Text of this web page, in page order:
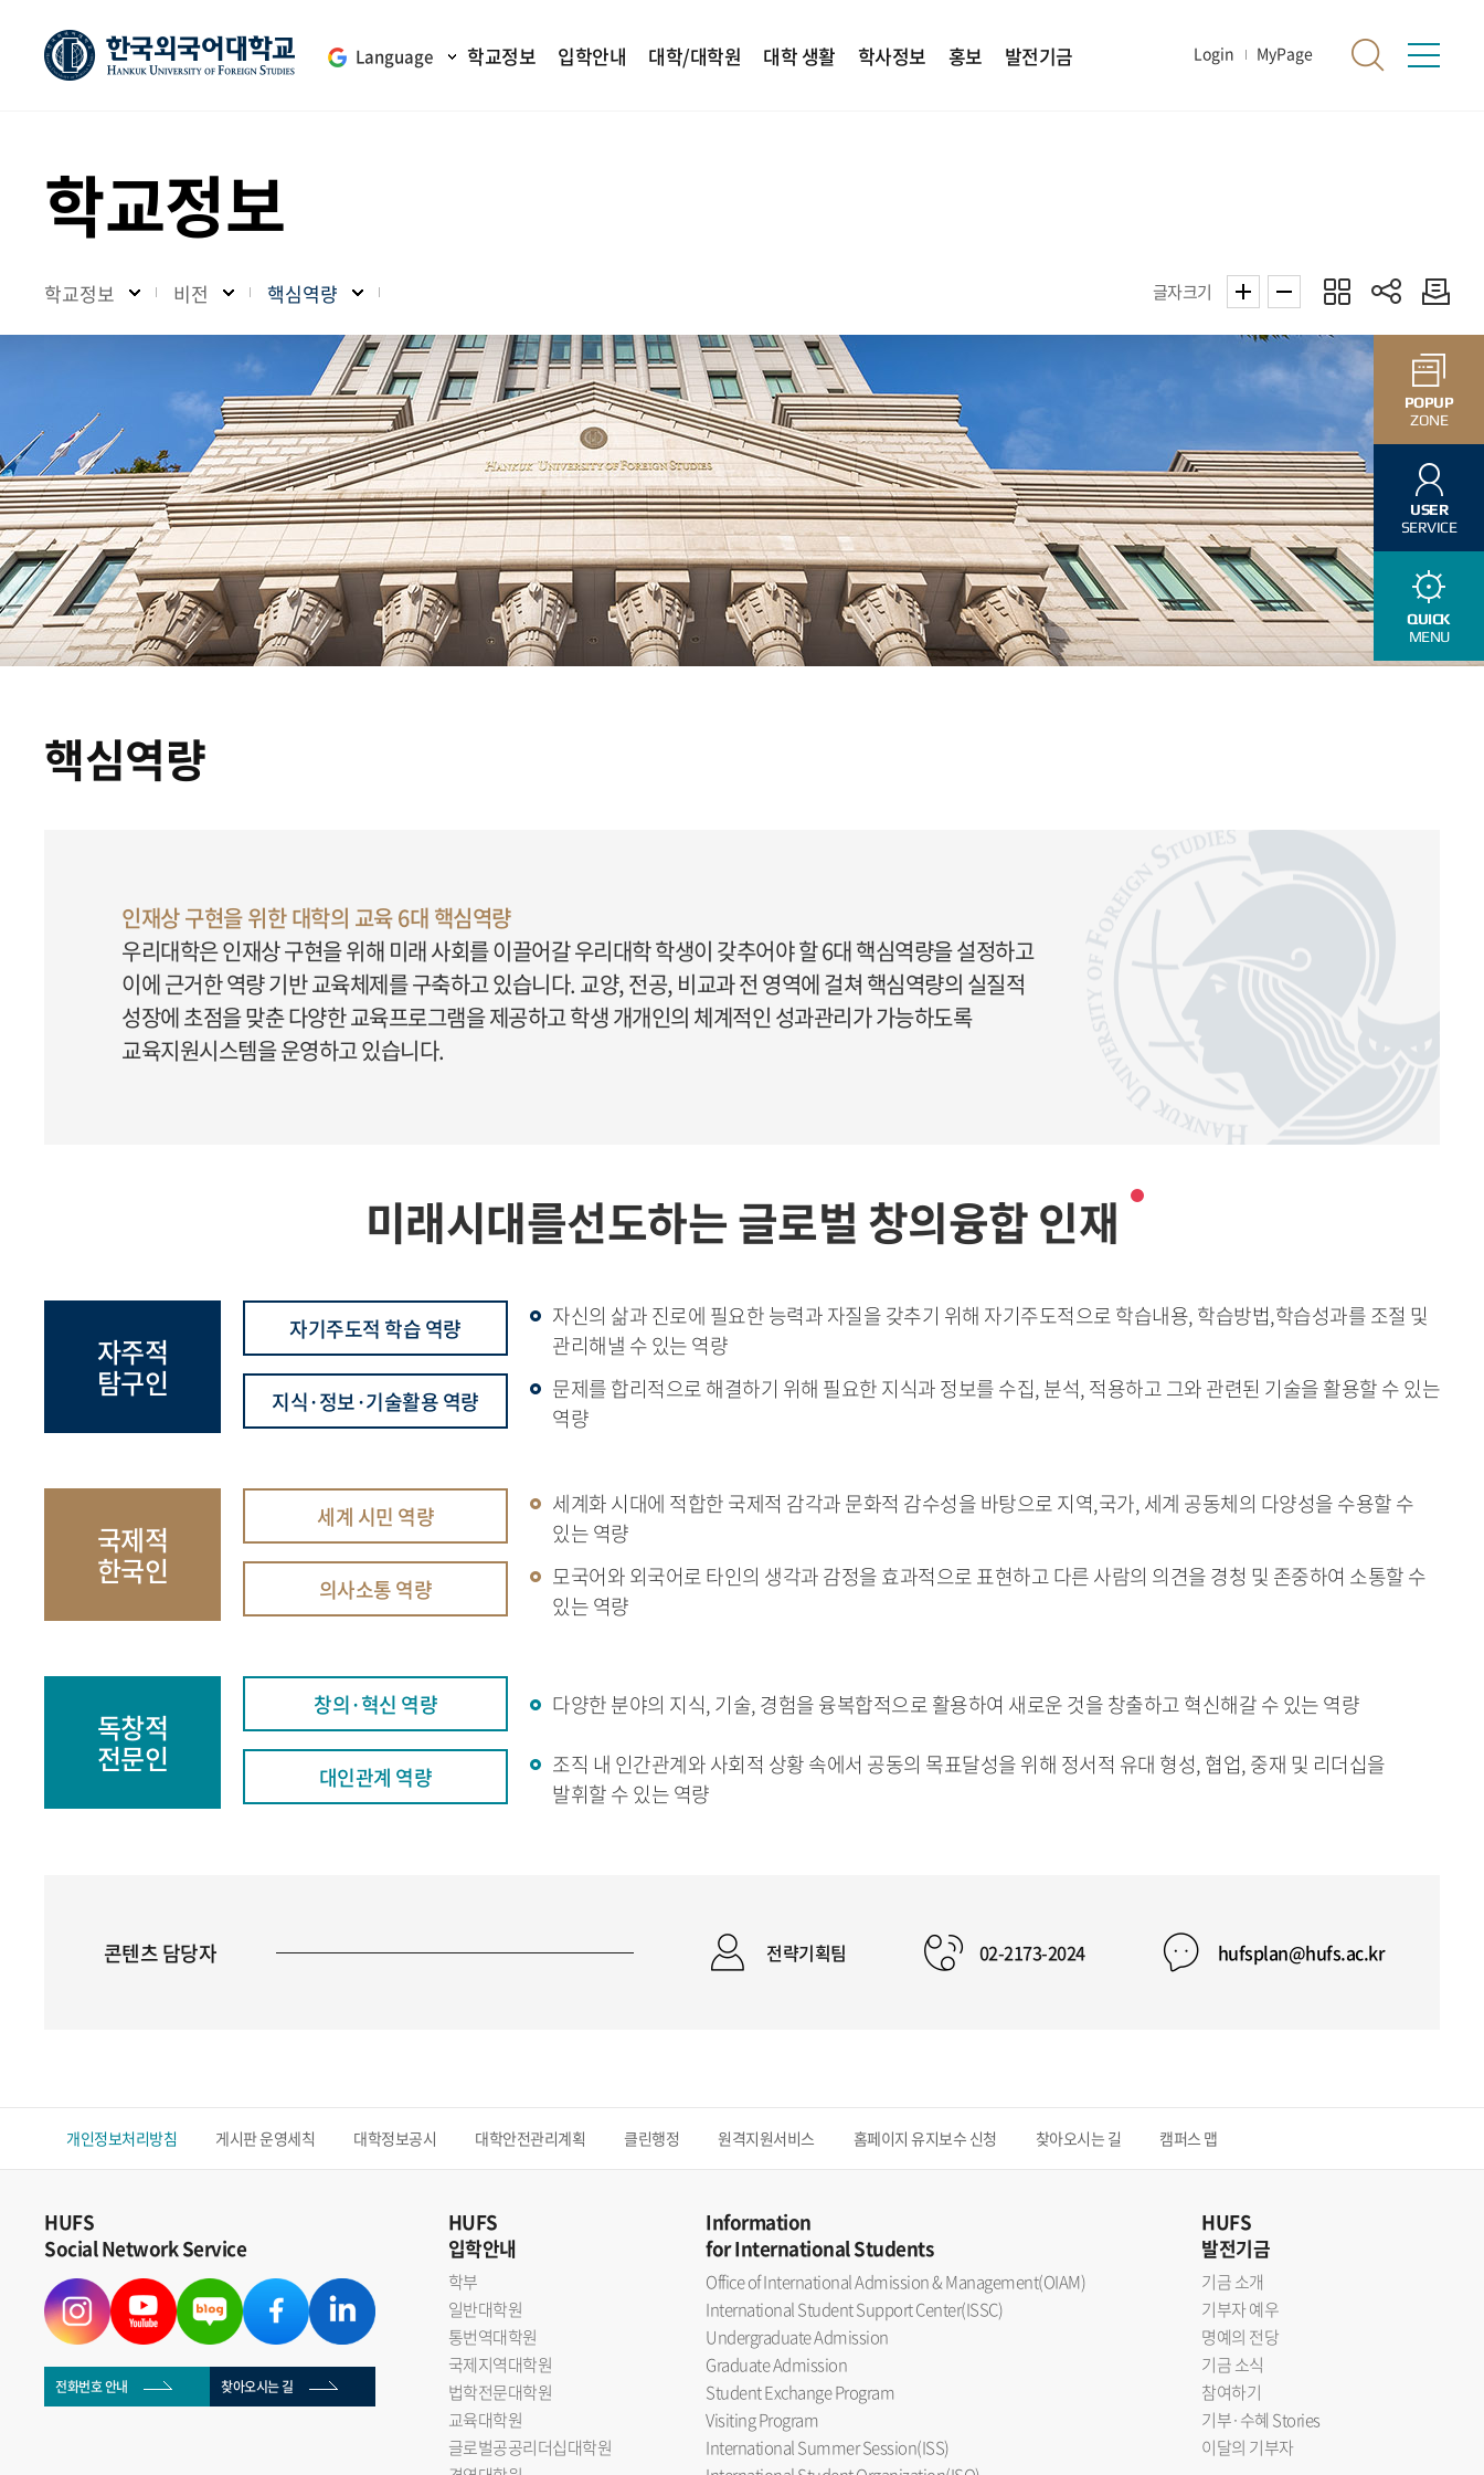
Language 학교정보 입학안내 대학/대학원 대학 생활 학사정보 홍보 발전기금 Login MyPage
POPUP
ZONE
USER
SERVICE
QUICK
MENU
학교정보
학교정보 비전 핵심역량 글자크기
핵심역량
인재상 구현을 위한 대학의 교육 6대 핵심역량
우리대학은 인재상 구현을 위해 미래 사회를 이끌어갈 우리대학 학생이 갖추어야 할 6대 핵심역량을 설정하고
이에 근거한 역량 기반 교육체제를 구축하고 있습니다. 교양, 전공, 비교과 전 영역에 걸쳐 핵심역량의 실질적
성장에 초점을 맞춘 다양한 교육프로그램을 제공하고 학생 개개인의 체계적인 성과관리가 가능하도록
교육지원시스템을 운영하고 있습니다.
미래시대를선도하는 글로벌 창의융합 인재
자주적
탐구인
자기주도적 학습 역량
자신의 삶과 진로에 필요한 능력과 자질을 갖추기 위해 자기주도적으로 학습내용, 학습방법,학습성과를 조절 및
관리해낼 수 있는 역량
지식·정보·기술활용 역량
문제를 합리적으로 해결하기 위해 필요한 지식과 정보를 수집, 분석, 적용하고 그와 관련된 기술을 활용할 수 있는
역량
국제적
한국인
세계 시민 역량
세계화 시대에 적합한 국제적 감각과 문화적 감수성을 바탕으로 지역,국가, 세계 공동체의 다양성을 수용할 수
있는 역량
의사소통 역량
모국어와 외국어로 타인의 생각과 감정을 효과적으로 표현하고 다른 사람의 의견을 경청 및 존중하여 소통할 수
있는 역량
독창적
전문인
창의·혁신 역량 다양한 분야의 지식, 기술, 경험을 융복합적으로 활용하여 새로운 것을 창출하고 혁신해갈 수 있는 역량
대인관계 역량
조직 내 인간관계와 사회적 상황 속에서 공동의 목표달성을 위해 정서적 유대 형성, 협업, 중재 및 리더십을
발휘할 수 있는 역량
콘텐츠 담당자 전략기획팀 02-2173-2024 hufsplan@hufs.ac.kr
개인정보처리방침 게시판 운영세칙 대학정보공시 대학안전관리계획 클린행정 원격지원서비스 홈페이지 유지보수 신청 찾아오시는 길 캠퍼스 맵
HUFS
Social Network Service
전화번호 안내 찾아오시는 길
HUFS
입학안내
학부
일반대학원
통번역대학원
국제지역대학원
법학전문대학원
교육대학원
글로벌공공리더십대학원
Information
for International Students
Office of International Admission & Management(OIAM)
International Student Support Center(ISSC)
Undergraduate Admission
Graduate Admission
Student Exchange Program
Visiting Program
International Summer Session(ISS)
HUFS
발전기금
기금 소개
기부자 예우
명예의 전당
기금 소식
참여하기
기부·수혜 Stories
이달의 기부자